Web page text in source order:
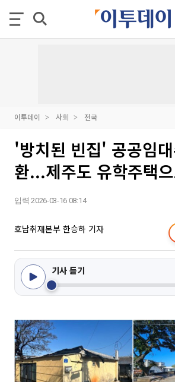
이투데이 사회 전국
'방치된 빈집' 공공임
환...제주도 유학주택
입력 2026-03-16 08:14
호남취재본부 한승하 기자
기사 듣기